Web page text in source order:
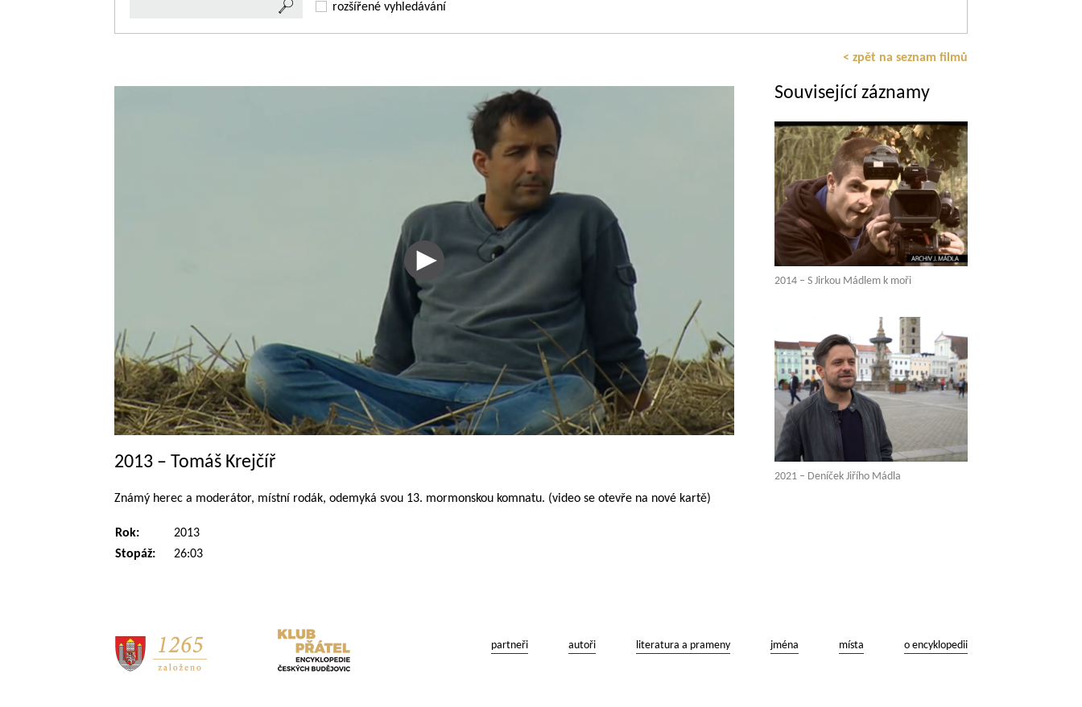
rozšířené vyhledávání
< zpět na seznam filmů
2013 – Tomáš Krejčíř
Známý herec a moderátor, místní rodák, odemyká svou 13. mormonskou komnatu. (video se otevře na nové kartě)
Rok:
2013
Stopáž:
26:03
Související záznamy
2014 – S Jirkou Mádlem k moři
2021 – Deníček Jiřího Mádla
partneři autoři literatura a prameny jména místa o encyklopedii